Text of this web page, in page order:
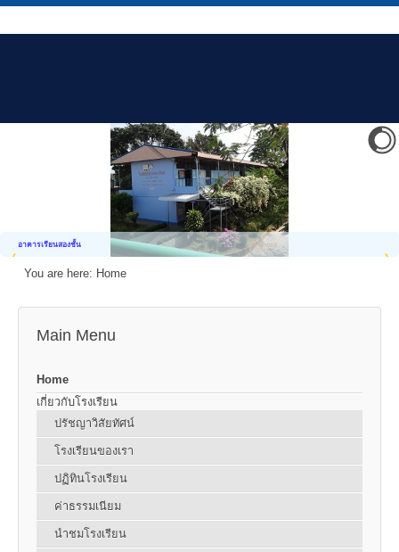
อาคารเรียนสองชั้น
You are here: Home
Main Menu
Home
เกี่ยวกับโรงเรียน
ปรัชญาวิสัยทัศน์
โรงเรียนของเรา
ปฏิทินโรงเรียน
ค่าธรรมเนียม
นำชมโรงเรียน